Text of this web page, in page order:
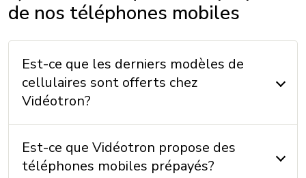
de nos téléphones mobiles
Est-ce que les derniers modèles de
cellulaires sont offerts chez
Vidéotron?
Est-ce que Vidéotron propose des
téléphones mobiles prépayés?